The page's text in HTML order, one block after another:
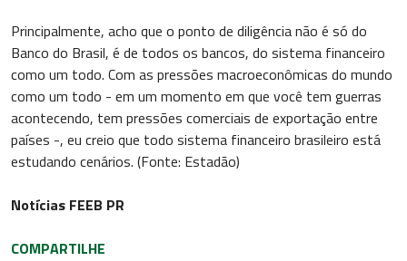
Principalmente, acho que o ponto de diligência não é só do
Banco do Brasil, é de todos os bancos, do sistema financeiro
como um todo. Com as pressões macroeconômicas do mundo
como um todo - em um momento em que você tem guerras
acontecendo, tem pressões comerciais de exportação entre
países -, eu creio que todo sistema financeiro brasileiro está
estudando cenários. (Fonte: Estadão)
Notícias FEEB PR
COMPARTILHE